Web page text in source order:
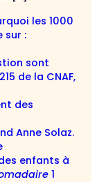
les 1000
sur :
sont
de la CNAF,
des
Anne Solaz.
enfants à
1